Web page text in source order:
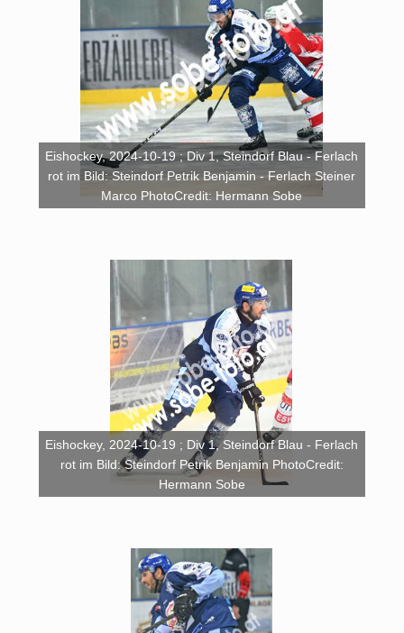
Eishockey, 2024-10-19 ; Div 1, Steindorf Blau - Ferlach
rot im Bild: Steindorf Petrik Benjamin - Ferlach Steiner
Marco PhotoCredit: Hermann Sobe
Eishockey, 2024-10-19 ; Div 1, Steindorf Blau - Ferlach
rot im Bild: Steindorf Petrik Benjamin PhotoCredit:
Hermann Sobe